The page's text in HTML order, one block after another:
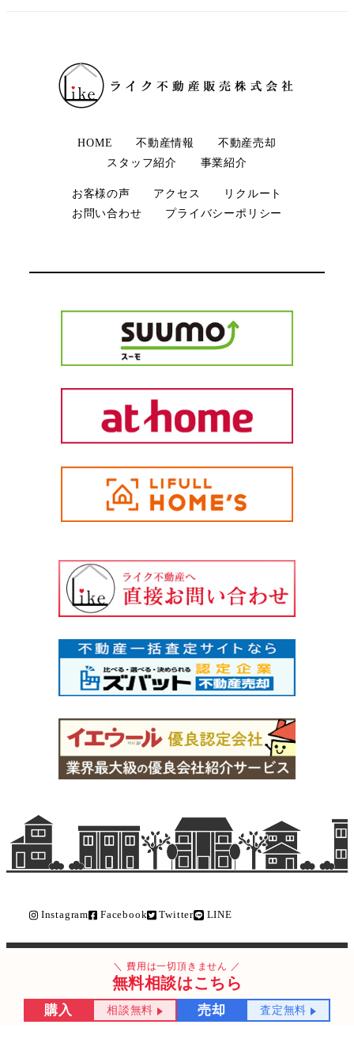
HOME 不動産情報
不動産売却
スタッフ紹介
事業紹介
お客様の声 アクセス
リクルート
お問い合わせ
プライバシーポリシー
Instagram Facebook Twitter LINE
Copyright © ライク不動産販売 All Rights Reserved.
費用は一切頂きません
無料相談はこちら
購入 相談無料 売却 査定無料